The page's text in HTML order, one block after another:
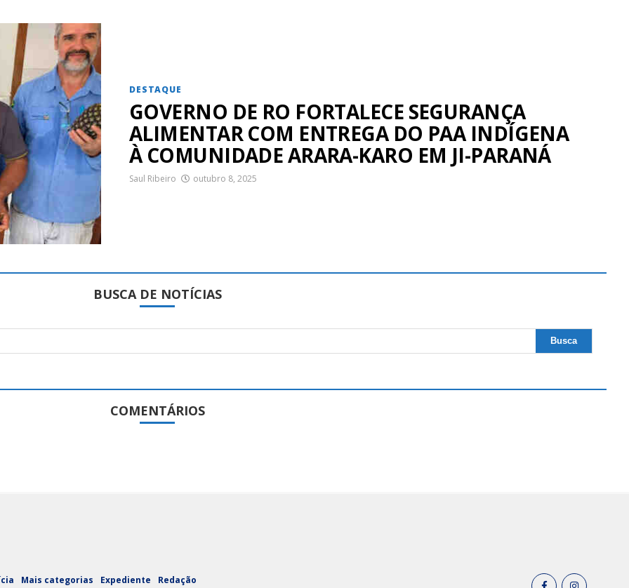
DESTAQUE
GOVERNO DE RO FORTALECE SEGURANÇA
ALIMENTAR COM ENTREGA DO PAA INDÍGENA
À COMUNIDADE ARARA-KARO EM JI-PARANÁ
Saul Ribeiro outubro 8, 2025
BUSCA DE NOTÍCIAS
COMENTÁRIOS
Mais categorias Expediente
Redação